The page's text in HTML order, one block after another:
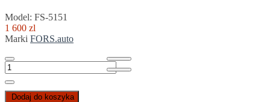
Model: FS-5151
1 600 zl
Marki FORS.auto
Dodaj do koszyka